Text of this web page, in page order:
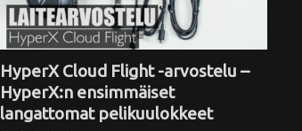
HyperX Cloud Flight -arvostelu –
HyperX:n ensimmäiset
langattomat pelikuulokkeet